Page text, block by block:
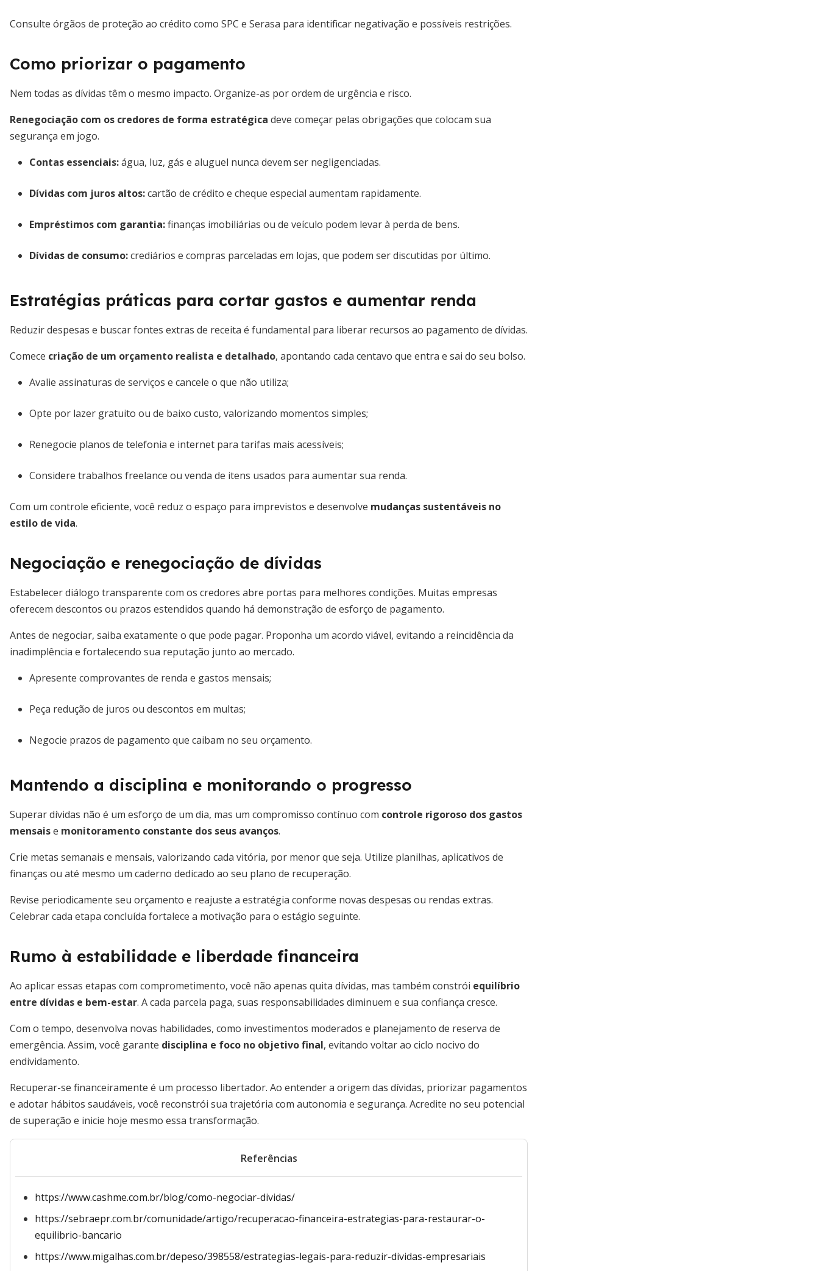
Consulte órgãos de proteção ao crédito como SPC e Serasa para identificar negativação e possíveis restrições.
Como priorizar o pagamento
Nem todas as dívidas têm o mesmo impacto. Organize-as por ordem de urgência e risco.
Renegociação com os credores de forma estratégica deve começar pelas obrigações que colocam sua
segurança em jogo.
Contas essenciais:água, luz, gás e aluguel nunca devem ser negligenciadas.
Dívidas com juros altos:cartão de crédito e cheque especial aumentam rapidamente.
Empréstimos com garantia:finanças imobiliárias ou de veículo podem levar à perda de bens.
Dívidas de consumo:crediários e compras parceladas em lojas, que podem ser discutidas por último.
Estratégias práticas para cortar gastos e aumentar renda
Reduzir despesas e buscar fontes extras de receita é fundamental para liberar recursos ao pagamento de dívidas.
Comece criação de um orçamento realista e detalhado, apontando cada centavo que entra e sai do seu bolso.
Avalie assinaturas de serviços e cancele o que não utiliza;
Opte por lazer gratuito ou de baixo custo, valorizando momentos simples;
Renegocie planos de telefonia e internet para tarifas mais acessíveis;
Considere trabalhos freelance ou venda de itens usados para aumentar sua renda.
Com um controle eficiente, você reduz o espaço para imprevistos e desenvolve mudanças sustentáveis no
estilo de vida.
Negociação e renegociação de dívidas
Estabelecer diálogo transparente com os credores abre portas para melhores condições. Muitas empresas
oferecem descontos ou prazos estendidos quando há demonstração de esforço de pagamento.
Antes de negociar, saiba exatamente o que pode pagar. Proponha um acordo viável, evitando a reincidência da
inadimplência e fortalecendo sua reputação junto ao mercado.
Apresente comprovantes de renda e gastos mensais;
Peça redução de juros ou descontos em multas;
Negocie prazos de pagamento que caibam no seu orçamento.
Mantendo a disciplina e monitorando o progresso
Superar dívidas não é um esforço de um dia, mas um compromisso contínuo com controle rigoroso dos gastos
mensaise monitoramento constante dos seus avanços.
Crie metas semanais e mensais, valorizando cada vitória, por menor que seja. Utilize planilhas, aplicativos de
finanças ou até mesmo um caderno dedicado ao seu plano de recuperação.
Revise periodicamente seu orçamento e reajuste a estratégia conforme novas despesas ou rendas extras.
Celebrar cada etapa concluída fortalece a motivação para o estágio seguinte.
Rumo à estabilidade e liberdade financeira
Ao aplicar essas etapas com comprometimento, você não apenas quita dívidas, mas também constrói equilíbrio
entre dívidas e bem-estar. A cada parcela paga, suas responsabilidades diminuem e sua confiança cresce.
Com o tempo, desenvolva novas habilidades, como investimentos moderados e planejamento de reserva de
emergência. Assim, você garante disciplina e foco no objetivo final, evitando voltar ao ciclo nocivo do
endividamento.
Recuperar-se financeiramente é um processo libertador. Ao entender a origem das dívidas, priorizar pagamentos
e adotar hábitos saudáveis, você reconstrói sua trajetória com autonomia e segurança. Acredite no seu potencial
de superação e inicie hoje mesmo essa transformação.
Referências
https://www.cashme.com.br/blog/como-negociar-dividas/
https://sebraepr.com.br/comunidade/artigo/recuperacao-financeira-estrategias-para-restaurar-o-
equilibrio-bancario
https://www.migalhas.com.br/depeso/398558/estrategias-legais-para-reduzir-dividas-empresariais